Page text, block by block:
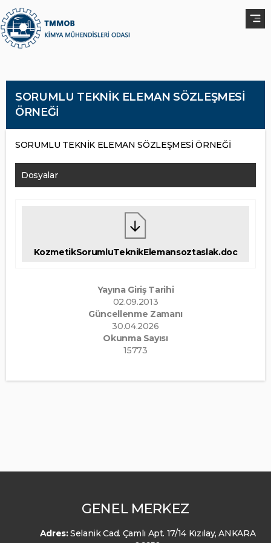
SORUMLU TEKNİK ELEMAN SÖZLEŞMESİ
ÖRNEĞİ
SORUMLU TEKNİK ELEMAN SÖZLEŞMESİ ÖRNEĞİ
Dosyalar
KozmetikSorumluTeknikElemansoztaslak.doc
Yayına Giriş Tarihi
02.09.2013
Güncellenme Zamanı
30.04.2026
Okunma Sayısı
15773
GENEL MERKEZ
Adres:Selanik Cad. Çamlı Apt. 17/14 Kızılay, ANKARA